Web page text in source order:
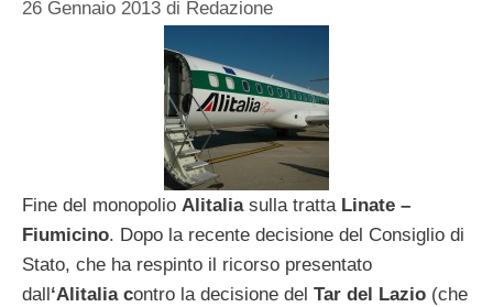
26 Gennaio 2013 di Redazione
Fine del monopolio Alitaliasulla tratta Linate –
Fiumicino. Dopo la recente decisione del Consiglio di
Stato, che ha respinto il ricorso presentato
dall ‘Alitalia contro la decisione del Tar del Lazio (che